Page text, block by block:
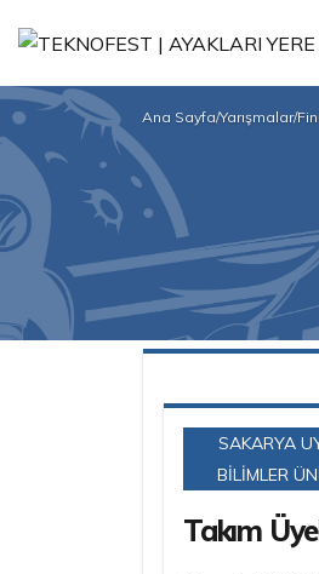
Ana Sayfa/Yarışmalar/
SAKARYA
BİLİMLER
Takım